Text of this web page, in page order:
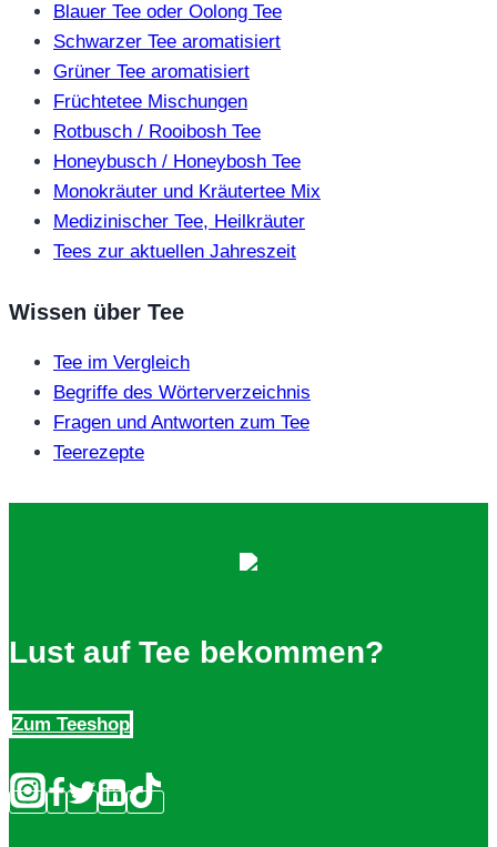
Blauer Tee oder Oolong Tee
Schwarzer Tee aromatisiert
Grüner Tee aromatisiert
Früchtetee Mischungen
Rotbusch / Rooibosh Tee
Honeybusch / Honeybosh Tee
Monokräuter und Kräutertee Mix
Medizinischer Tee, Heilkräuter
Tees zur aktuellen Jahreszeit
Wissen über Tee
Tee im Vergleich
Begriffe des Wörterverzeichnis
Fragen und Antworten zum Tee
Teerezepte
Lust auf Tee bekommen?
Zum Teeshop